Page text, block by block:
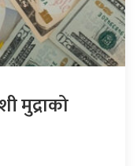
मुद्राको